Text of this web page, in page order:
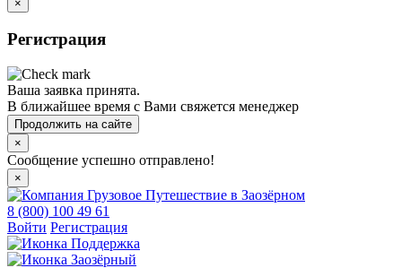
×
Регистрация
Ваша заявка принята.
В ближайшее время с Вами свяжется менеджер
Продолжить на сайте
×
Сообщение успешно отправлено!
×
8 (800) 100 49 61
Войти Регистрация
Поддержка
Заозёрный